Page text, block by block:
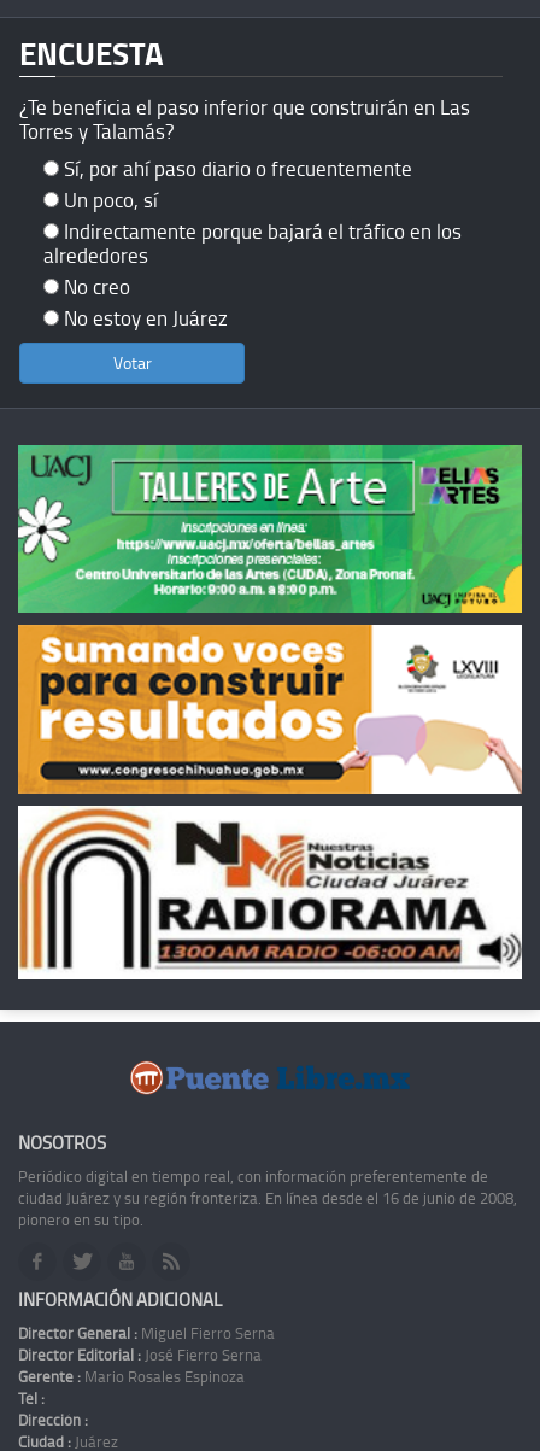
ENCUESTA
¿Te beneficia el paso inferior que construirán en Las
Torres y Talamás?
Sí, por ahí paso diario o frecuentemente
Un poco, sí
Indirectamente porque bajará el tráfico en los
alrededores
No creo
No estoy en Juárez
NOSOTROS
Periódico digital en tiempo real, con información preferentemente de
ciudad Juárez y su región fronteriza. En línea desde el 16 de junio de 2008,
pionero en su tipo.
INFORMACIÓN ADICIONAL
Director General : Miguel Fierro Serna
Director Editorial : José Fierro Serna
Gerente : Mario Rosales Espinoza
Tel :
Dirección :
Ciudad : Juárez